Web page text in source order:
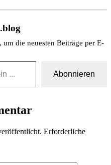
die neuesten Beiträge per E-
Abonnieren
Erforderliche